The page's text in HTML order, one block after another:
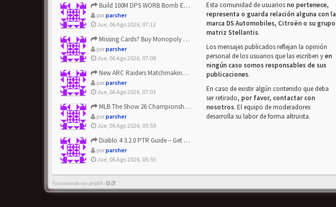
Build 100M DPS WORB Bomb Elementalist Fast - Grab POE Curren...
porparsher
Jue, 06 Ago 2026, 07:12
Missing Cards? Buy Monopoly Go Happy Harvest with Looney Tun...
porparsher
Jue, 06 Ago 2026, 07:08
New ARC Raiders Matchmaking Update: Stop Failed - Grab Bluep...
porparsher
Jue, 06 Ago 2026, 07:03
MLB The Show 26 Championship Series Update! Get Cheap & ...
porparsher
Jue, 06 Ago 2026, 05:59
Diablo 4 3.2.0 PTR Guide – Get 8% Off Items Quickly to Test ...
porparsher
Jue, 06 Ago 2026, 05:55
Esta comunidad de usuarios no pertenece,
representa o guarda relación alguna con la
marca DS Automobiles, Citroën o su grupo
matriz Stellantis.
Los mensajes publicados reflejan la opinión
personal de los usuarios que las escriben yen
ningún caso somos responsables de sus
publicaciones.
En caso de existir algún contenido que deba
ser retirado, por favor, contactar con
nosotros. El equipo de moderadores
desarrolla su labor de forma altruista.
Funcionando con phpBB -